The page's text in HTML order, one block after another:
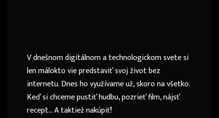
V dnešnom digitálnom a technologickom svete si
len málokto vie predstaviť svoj život bez
internetu. Dnes ho využívame už, skoro na všetko.
Keď si chceme pustiť hudbu, pozrieť film, nájsť
recept… A taktiež nakúpiť!